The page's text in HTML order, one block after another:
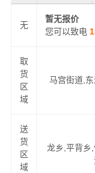
无
暂无报价
您可以致电
取
货
区
域
马宫街道,
送
货
区
域
龙乡,平背乡